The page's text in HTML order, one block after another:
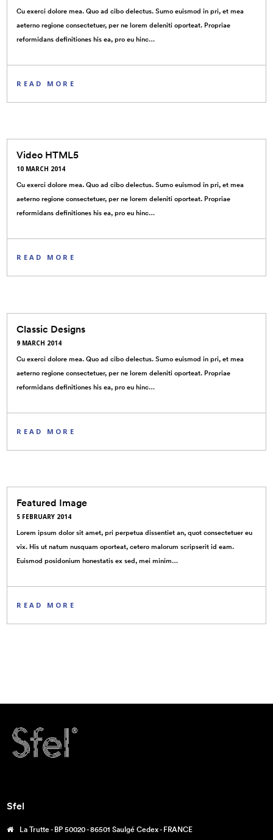
Cu exerci dolore mea. Quo ad cibo delectus. Sumo euismod in pri, et mea
aeterno regione consectetuer, per ne lorem deleniti oporteat. Propriae
reformidans definitiones his ea, pro eu hinc…
READ MORE
Video HTML5
10 MARCH 2014
Cu exerci dolore mea. Quo ad cibo delectus. Sumo euismod in pri, et mea
aeterno regione consectetuer, per ne lorem deleniti oporteat. Propriae
reformidans definitiones his ea, pro eu hinc…
READ MORE
Classic Designs
9 MARCH 2014
Cu exerci dolore mea. Quo ad cibo delectus. Sumo euismod in pri, et mea
aeterno regione consectetuer, per ne lorem deleniti oporteat. Propriae
reformidans definitiones his ea, pro eu hinc…
READ MORE
Featured Image
5 FEBRUARY 2014
Lorem ipsum dolor sit amet, pri perpetua dissentiet an, quot consectetuer eu
vix. His ut natum nusquam oporteat, cetero malorum scripserit id eam.
Euismod posidonium honestatis ex sed, mei minim…
READ MORE
Sfel
La Trutte - BP 50020 - 86501 Saulgé Cedex - FRANCE